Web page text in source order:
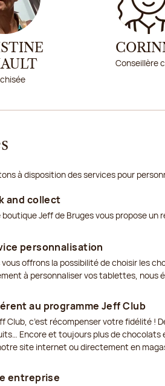
Conseillère
à disposition des services pour
and collect
boutique Jeff de Bruges vous propose
personnalisation
vous offrons la possibilité de choisir les
à personnaliser vos tablettes, nous
au programme Jeff Club
Club, c’est récompenser votre fidélité !
Encore et toujours plus de chocolats
site internet ou directement en
entreprise